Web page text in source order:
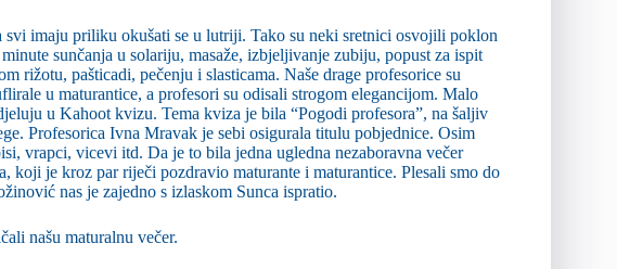
imaju priliku okušati se u lutriji. Tako su neki sretnici osvojili poklon
sunčanja u solariju, masaže, izbjeljivanje zubiju, popust za ispit
rižotu, pašticadi, pečenju i slasticama. Naše drage profesorice su
u maturantice, a profesori su odisali strogom elegancijom. Malo
u Kahoot kvizu. Tema kviza je bila “Pogodi profesora”, na šaljiv
Profesorica Ivna Mravak je sebi osigurala titulu pobjednice. Osim
vrapci, vicevi itd. Da je to bila jedna ugledna nezaboravna večer
koji je kroz par riječi pozdravio maturante i maturantice. Plesali smo do
nas je zajedno s izlaskom Sunca ispratio.
našu maturalnu večer.